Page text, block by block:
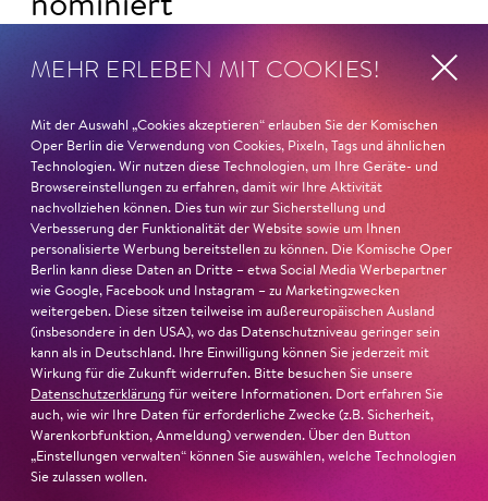
FAUST nominiert in der Kategorie »Darsteller:in
Katerina Lwowna Ismailowa in Barrie Koskys Lady
Macbeth von Mzensk
sei jederzeit authentisch, ziehe das
Publikum in ihren Bann, fordere zum Miterleben und
Mitleiden heraus – niemand im Saal bliebe teilnahmslos
zurück, lobt die Jury Ambur Braids stimmliche Wucht
und ihre starke Bühnenpräsenz:
»In dem überwältigenden Farbenreichtum ihres Spiels
sind Auflehnung und Verletzlichkeit ebenso nachfühlbar
wie die verzweifelte Einsamkeit ihrer Figur.«Jury-
Begründung
MEHR ERLEBEN MIT COOKIES!
Mit der Auswahl „Cookies akzeptieren“ erlauben Sie der Komischen
Oper Berlin die Verwendung von Cookies, Pixeln, Tags und ähnlichen
Technologien. Wir nutzen diese Technologien, um Ihre Geräte- und
Browsereinstellungen zu erfahren, damit wir Ihre Aktivität
nachvollziehen können. Dies tun wir zur Sicherstellung und
Verbesserung der Funktionalität der Website sowie um Ihnen
personalisierte Werbung bereitstellen zu können. Die Komische Oper
Berlin kann diese Daten an Dritte – etwa Social Media Werbepartner
wie Google, Facebook und Instagram – zu Marketingzwecken
weitergeben. Diese sitzen teilweise im außereuropäischen Ausland
(insbesondere in den USA), wo das Datenschutzniveau geringer sein
kann als in Deutschland. Ihre Einwilligung können Sie jederzeit mit
Wirkung für die Zukunft widerrufen. Bitte besuchen Sie unsere
Datenschutzerklärung für weitere Informationen. Dort erfahren Sie
auch, wie wir Ihre Daten für erforderliche Zwecke (z.B. Sicherheit,
Warenkorbfunktion, Anmeldung) verwenden. Über den Button
„Einstellungen verwalten“ können Sie auswählen, welche Technologien
Sie zulassen wollen.